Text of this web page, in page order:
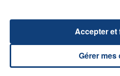
La famille a porté plainte
reconnu sa responsabilité
TITRES DIFFUSÉS
Gérer mes
Accepter et